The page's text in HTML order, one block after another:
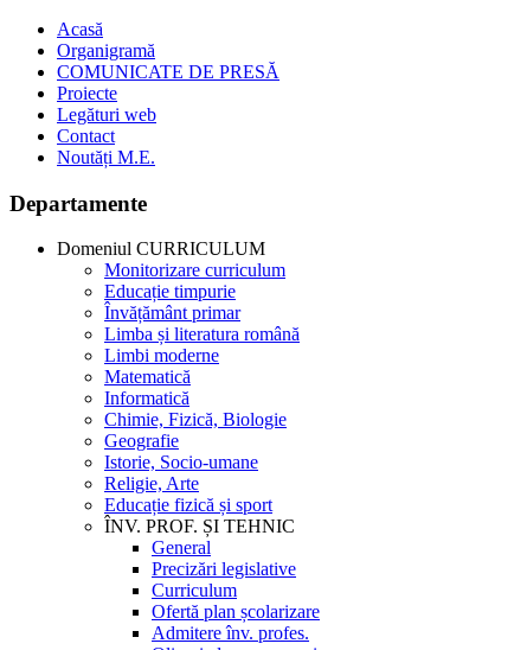
Acasă
Organigramă
COMUNICATE DE PRESĂ
Proiecte
Legături web
Contact
Noutăți M.E.
Departamente
Domeniul CURRICULUM
Monitorizare curriculum
Educație timpurie
Învățământ primar
Limba și literatura română
Limbi moderne
Matematică
Informatică
Chimie, Fizică, Biologie
Geografie
Istorie, Socio-umane
Religie, Arte
Educație fizică și sport
ÎNV. PROF. ȘI TEHNIC
General
Precizări legislative
Curriculum
Ofertă plan școlarizare
Admitere înv. profes.